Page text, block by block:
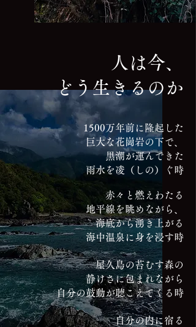
1500万年前に隆起した
巨大な花崗岩の下で、
黒潮が運んできた
雨水を凌（しの）ぐ時
赤々と燃えわたる
地平線を眺めながら、
海底から湧き上がる
海中温泉に身を浸す時
屋久島の苔むす森の
静けさに包まれながら
自分の鼓動が聴こえてくる時
自分の内に宿る
人は今、
どう生きるのか